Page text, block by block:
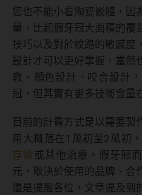
您也不能小看陶瓷嵌體，因
量，比起假牙冠大面積的覆
技巧以及對於紋路的敏感度
設計才可以更好掌握，當然
教、顏色設計、咬合設計
冠，但其實有更多技術含量
目前的計費方式是以需要製
用大概落在1萬初至2萬初
存術或其他治療。假牙冠
元，取決於使用的品牌、合
還是提醒各位，文章提及到